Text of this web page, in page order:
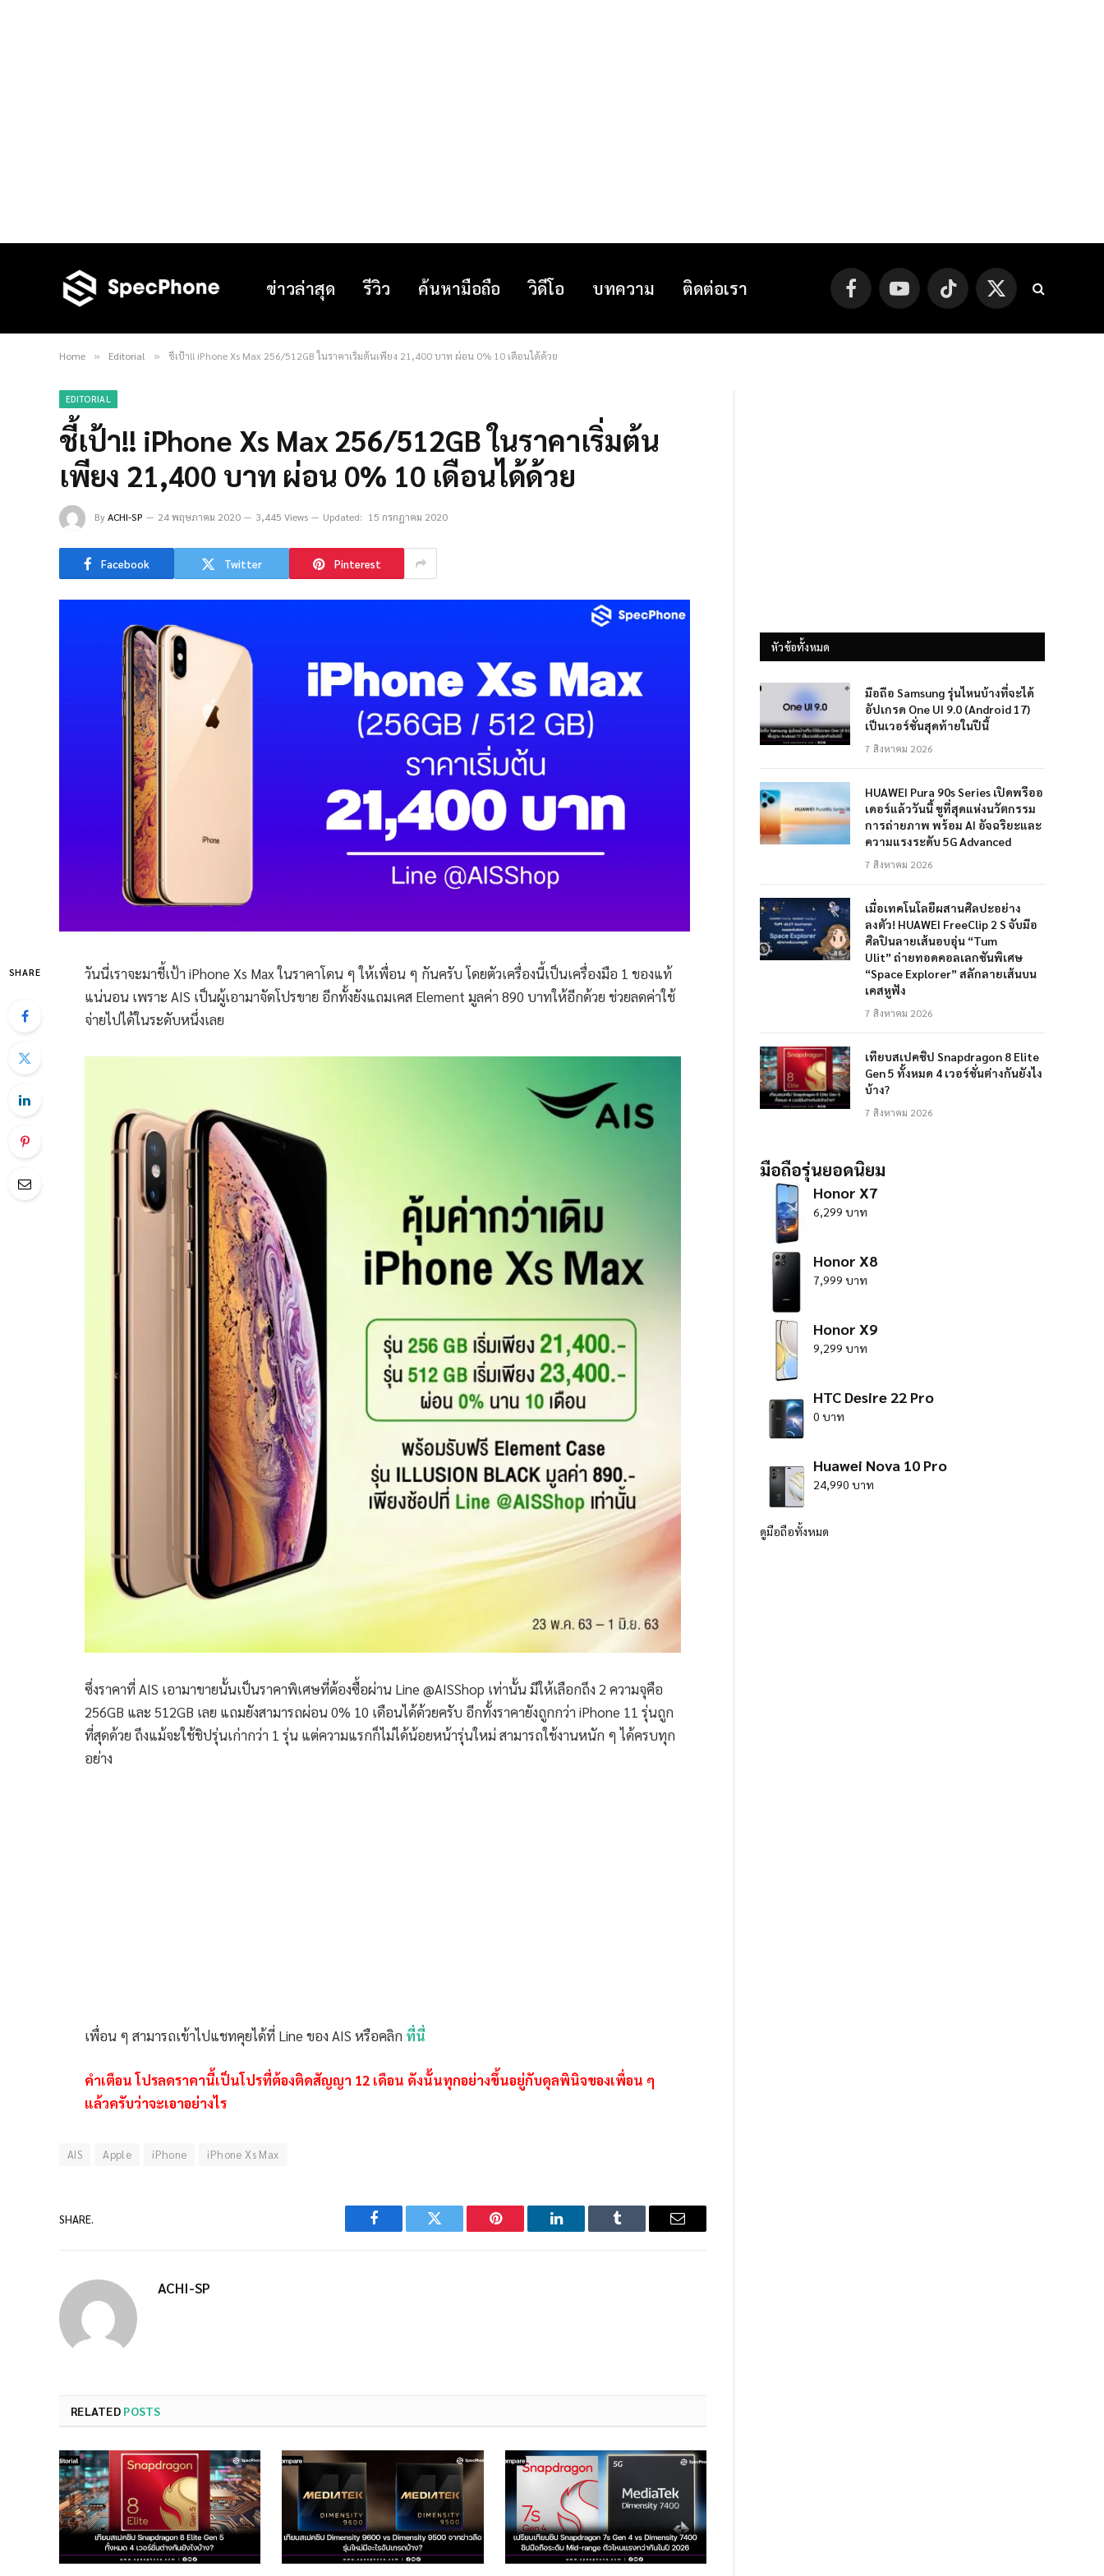
ข่าวล่าสุด รีวิว ค้นหามือถือ วิดีโอ บทความ ติดต่อเรา FacebookYouTube TikTok
X
(Twitter)
Home » Editorial » ชี้เป้า!! iPhone Xs Max 256/512GB ในราคาเริ่มต้นเพียง 21,400 บาท ผ่อน 0% 10 เดือนได้ด้วย
EDITORIAL
ชี้เป้า!! iPhone Xs Max 256/512GB ในราคาเริ่มต้น
เพียง 21,400 บาท ผ่อน 0% 10 เดือนได้ด้วย
ByACHI-SP 24 พฤษภาคม 2020 3,445 Views Updated: 15 กรกฎาคม 2020
Facebook Twitter Pinterest
SHARE
วันนี่เราจะมาชี้เป้า iPhone Xs Max ในราคาโดน ๆ ให้เพื่อน ๆ กันครับ โดยตัวเครื่องนี้เป็นเครื่องมือ 1 ของแท้
แน่นอน เพราะ AIS เป็นผู้เอามาจัดโปรขาย อีกทั้งยังแถมเคส Element มูลค่า 890 บาทให้อีกด้วย ช่วยลดค่าใช้
จ่ายไปได้ในระดับหนึ่งเลย
ซึ่งราคาที่ AIS เอามาขายนั้นเป็นราคาพิเศษที่ต้องซื้อผ่าน Line @AISShop เท่านั้น มีให้เลือกถึง 2 ความจุคือ
256GB และ 512GB เลย แถมยังสามารถผ่อน 0% 10 เดือนได้ด้วยครับ อีกทั้งราคายังถูกกว่า iPhone 11 รุ่นถูก
ที่สุดด้วย ถึงแม้จะใช้ชิปรุ่นเก่ากว่า 1 รุ่น แต่ความแรกก็ไม่ได้น้อยหน้ารุ่นใหม่ สามารถใช้งานหนัก ๆ ได้ครบทุก
อย่าง
เพื่อน ๆ สามารถเข้าไปแชทคุยได้ที่ Line ของ AIS หรือคลิก ที่นี่
คำเตือน โปรลดราคานี้เป็นโปรที่ต้องติดสัญญา 12 เดือน ดังนั้นทุกอย่างขึ้นอยู่กับดุลพินิจของเพื่อน ๆ
แล้วครับว่าจะเอาอย่างไร
AIS Apple iPhone iPhone Xs Max
SHARE.
Facebook Twitter Pinterest LinkedIn Tumblr Email
ACHI-SP
RELATED POSTS
หัวข้อทั้งหมด
มือถือ Samsung รุ่นไหนบ้างที่จะได้
อัปเกรด One UI 9.0 (Android 17)
เป็นเวอร์ชั่นสุดท้ายในปีนี้
7 สิงหาคม 2026
HUAWEI Pura 90s Series เปิดพรีออ
เดอร์แล้ววันนี้ ชูที่สุดแห่งนวัตกรรม
การถ่ายภาพ พร้อม AI อัจฉริยะและ
ความแรงระดับ 5G Advanced
7 สิงหาคม 2026
เมื่อเทคโนโลยีผสานศิลปะอย่าง
ลงตัว! HUAWEI FreeClip 2 S จับมือ
ศิลปินลายเส้นอบอุ่น “Tum
Ulit” ถ่ายทอดคอลเลกชันพิเศษ
“Space Explorer” สลักลายเส้นบน
เคสหูฟัง
7 สิงหาคม 2026
เทียบสเปคชิป Snapdragon 8 Elite
Gen 5 ทั้งหมด 4 เวอร์ชั่นต่างกันยังไง
บ้าง?
7 สิงหาคม 2026
มือถือรุ่นยอดนิยม
Honor X7
6,299 บาท
Honor X8
7,999 บาท
Honor X9
9,299 บาท
HTC Desire 22 Pro
0 บาท
Huawei Nova 10 Pro
24,990 บาท
ดูมือถือทั้งหมด